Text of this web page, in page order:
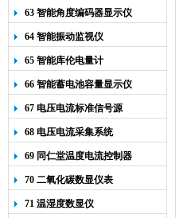
63 智能角度编码器显示仪
64 智能振动监视仪
65 智能库伦电量计
66 智能蓄电池容量显示仪
67 电压电流标准信号源
68 电压电流采集系统
69 同仁堂温度电流控制器
70 二氧化碳数显仪表
71 温湿度数显仪